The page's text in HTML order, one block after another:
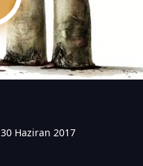
30 Haziran 2017